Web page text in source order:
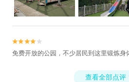
鸡。 进入一号门可以到达景观膜亭，前
种植了柳树，晚樱，白玉兰树。 环湖步
见道边有橘树，晚樱和各种绿植，环境优


免费开放的公园，不少居民到这里锻炼身
查看全部点评